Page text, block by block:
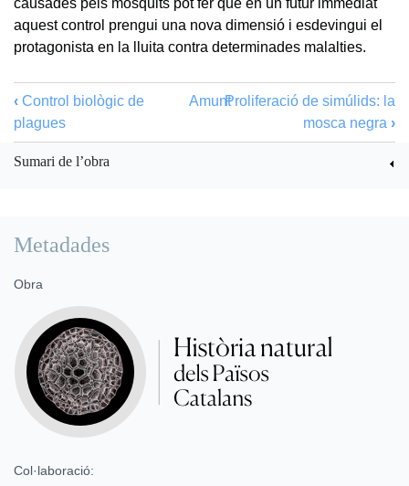
aquest control prengui una nova dimensió i esdevingui el
protagonista en la lluita contra determinades malalties.
‹ Control biològic de
plagues
AmuntProliferació de simúlids: la
mosca negra ›
Sumari de l’obra
Metadades
Obra
Col·laboració: